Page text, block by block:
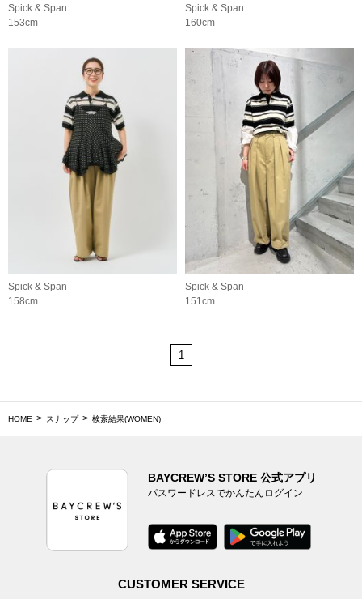
Spick & Span
153cm
Spick & Span
160cm
Spick & Span
158cm
Spick & Span
151cm
1
HOME スナップ 検索結果(WOMEN)
BAYCREW’S STORE 公式アプリ
パスワードレスでかんたんログイン
CUSTOMER SERVICE